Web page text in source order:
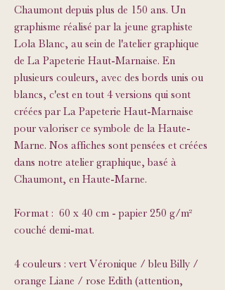
Chaumont depuis plus de 150 ans. Un
graphisme réalisé par la jeune graphiste
Lola Blanc, au sein de l'atelier graphique
de La Papeterie Haut-Marnaise. En
plusieurs couleurs, avec des bords unis ou
blancs, c'est en tout 4 versions qui sont
créées par La Papeterie Haut-Marnaise
pour valoriser ce symbole de la Haute-
Marne. Nos affiches sont pensées et créées
dans notre atelier graphique, basé à
Chaumont, en Haute-Marne.
Format : 60 x 40 cm - papier 250 g/m²
couché demi-mat.
4 couleurs : vert Véronique / bleu Billy /
orange Liane / rose Edith (attention,